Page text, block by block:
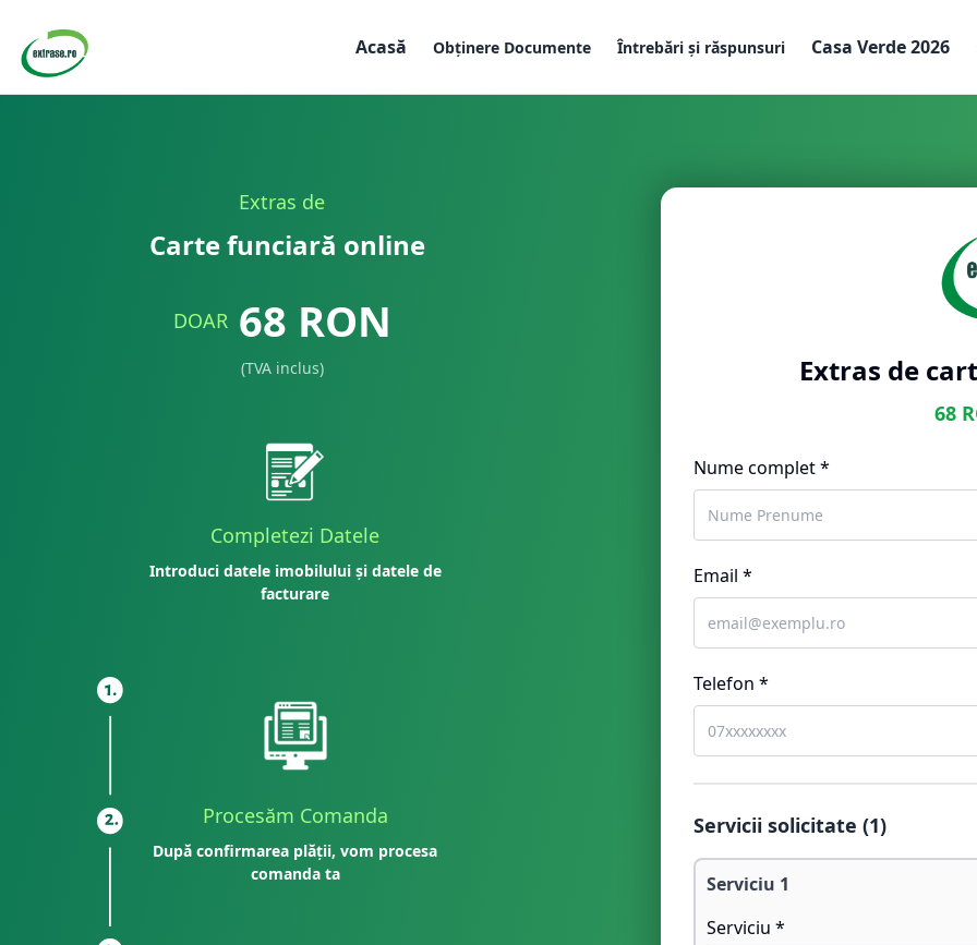
Acasă Obținere Documente Întrebări și răspunsuri Casa Verde 2026
Extras de
Carte funciară online
DOAR 68 RON
(TVA inclus)
Completezi Datele
Introduci datele imobilului și datele de
facturare
Procesăm Comanda
După confirmarea plății, vom procesa
comanda ta
Extras de
68
Nume complet *
Email *
Telefon *
Servicii solicitate (1)
Serviciu 1
Serviciu *